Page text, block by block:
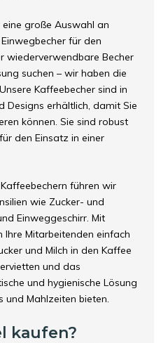
große Auswahl an
für den
wiederverwendbare Becher
suchen – wir haben die
Kaffeebecher sind in
Designs erhältlich, damit Sie
können. Sie sind robust
den Einsatz in einer
führen wir
wie Zucker- und
Einweggeschirr. Mit
Ihre Mitarbeitenden einfach
und Milch in den Kaffee
und das
und hygienische Lösung
und Mahlzeiten bieten.
kaufen?